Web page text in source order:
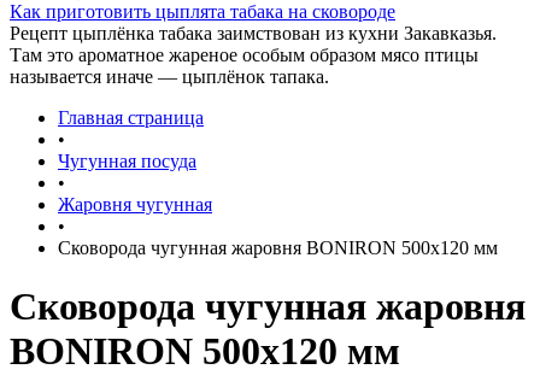
Как приготовить цыплята табака на сковороде
Рецепт цыплёнка табака заимствован из кухни Закавказья.
Там это ароматное жареное особым образом мясо птицы
называется иначе — цыплёнок тапака.
Главная страница
•
Чугунная посуда
•
Жаровня чугунная
•
Сковорода чугунная жаровня BONIRON 500х120 мм
Сковорода чугунная жаровня
BONIRON 500х120 мм